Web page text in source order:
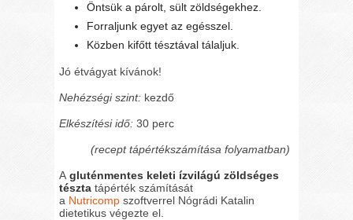
Öntsük a párolt, sült zöldségekhez.
Forraljunk egyet az egésszel.
Közben kifőtt tésztával tálaljuk.
Jó étvágyat kívánok!
Nehézségi szint: kezdő
Elkészítési idő: 30 perc
(recept tápértékszámítása folyamatban)
A gluténmentes keleti ízvilágú zöldséges
tészta tápérték számítását
a Nutricomp szoftverrel Nógrádi Katalin
dietetikus végezte el.